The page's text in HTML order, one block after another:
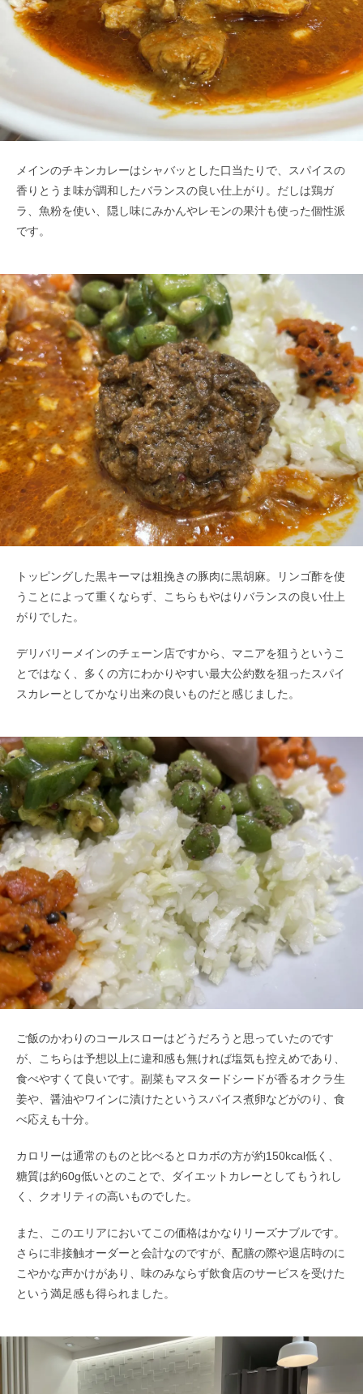
メインのチキンカレーはシャバッとした口当たりで、スパイスの
香りとうま味が調和したバランスの良い仕上がり。だしは鶏ガ
ラ、魚粉を使い、隠し味にみかんやレモンの果汁も使った個性派
です。
トッピングした黒キーマは粗挽きの豚肉に黒胡麻。リンゴ酢を使
うことによって重くならず、こちらもやはりバランスの良い仕上
がりでした。
デリバリーメインのチェーン店ですから、マニアを狙うというこ
とではなく、多くの方にわかりやすい最大公約数を狙ったスパイ
スカレーとしてかなり出来の良いものだと感じました。
ご飯のかわりのコールスローはどうだろうと思っていたのです
が、こちらは予想以上に違和感も無ければ塩気も控えめであり、
食べやすくて良いです。副菜もマスタードシードが香るオクラ生
姜や、醤油やワインに漬けたというスパイス煮卵などがのり、食
べ応えも十分。
カロリーは通常のものと比べるとロカボの方が約150kcal低く、
糖質は約60g低いとのことで、ダイエットカレーとしてもうれし
く、クオリティの高いものでした。
また、このエリアにおいてこの価格はかなりリーズナブルです。
さらに非接触オーダーと会計なのですが、配膳の際や退店時のに
こやかな声かけがあり、味のみならず飲食店のサービスを受けた
という満足感も得られました。